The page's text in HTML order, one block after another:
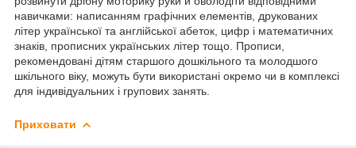
навичками: написанням графічних елементів, друкованих
літер української та англійської абеток, цифр і математичних
знаків, прописних українських літер тощо. Прописи,
рекомендовані дітям старшого дошкільного та молодшого
шкільного віку, можуть бути використані окремо чи в комплексі
для індивідуальних і групових занять.
Приховати